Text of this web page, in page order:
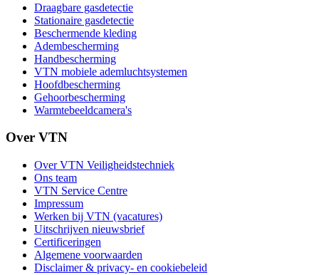
Draagbare gasdetectie
Stationaire gasdetectie
Beschermende kleding
Adembescherming
Handbescherming
VTN mobiele ademluchtsystemen
Hoofdbescherming
Gehoorbescherming
Warmtebeeldcamera's
Over VTN
Over VTN Veiligheidstechniek
Ons team
VTN Service Centre
Impressum
Werken bij VTN (vacatures)
Uitschrijven nieuwsbrief
Certificeringen
Algemene voorwaarden
Disclaimer & privacy- en cookiebeleid